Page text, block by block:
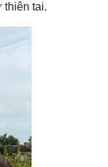
thiên tai.